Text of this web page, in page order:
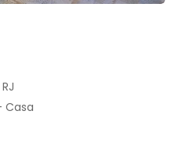
Casa